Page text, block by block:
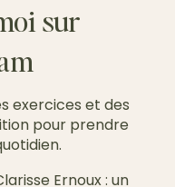
sur
exercices et des
pour prendre